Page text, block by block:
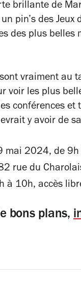
brillante de
pin’s des
des plus
vraiment au
voir les plus
conférences
y avoir de
mai 2024, de 9h
rue du
à 10h, accès
bons plans,